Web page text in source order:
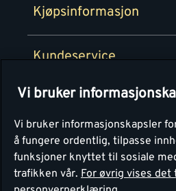
Kjøpsinformasjon
Kundeservice
Montér
Personvern
Vi bruker
Vi bruker informasjonskapsler
å fungere ordentlig, tilpasse
funksjoner knyttet til sosiale
trafikken vår. For øvrig vises det